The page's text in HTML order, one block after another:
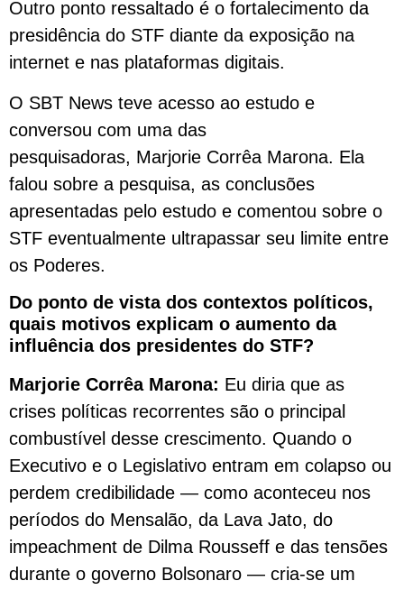
Outro ponto ressaltado é o fortalecimento da
presidência do STF diante da exposição na
internet e nas plataformas digitais.
O SBT News teve acesso ao estudo e
conversou com uma das
pesquisadoras, Marjorie Corrêa Marona. Ela
falou sobre a pesquisa, as conclusões
apresentadas pelo estudo e comentou sobre o
STF eventualmente ultrapassar seu limite entre
os Poderes.
Do ponto de vista dos contextos políticos,
quais motivos explicam o aumento da
influência dos presidentes do STF?
Marjorie Corrêa Marona: Eu diria que as
crises políticas recorrentes são o principal
combustível desse crescimento. Quando o
Executivo e o Legislativo entram em colapso ou
perdem credibilidade — como aconteceu nos
períodos do Mensalão, da Lava Jato, do
impeachment de Dilma Rousseff e das tensões
durante o governo Bolsonaro — cria-se um